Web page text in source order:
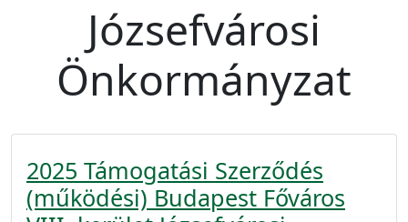
Józsefvárosi
Önkormányzat
2025 Támogatási Szerződés
(működési) Budapest Főváros